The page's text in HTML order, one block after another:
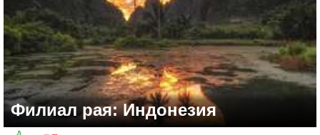
Филиал рая: Индонезия